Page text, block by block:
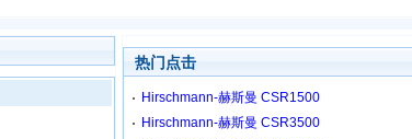
热门点击
Hirschmann-赫斯曼 CSR1500
Hirschmann-赫斯曼 CSR3500